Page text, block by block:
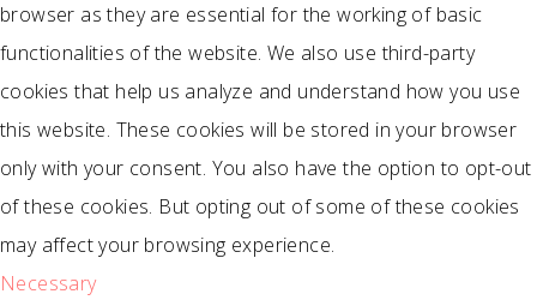
browser as they are essential for the working of basic
functionalities of the website. We also use third-party
cookies that help us analyze and understand how you use
this website. These cookies will be stored in your browser
only with your consent. You also have the option to opt-out
of these cookies. But opting out of some of these cookies
may affect your browsing experience.
Necessary